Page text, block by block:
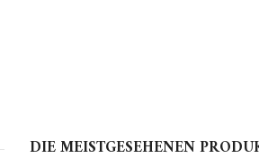
DIE MEISTGESEHENEN